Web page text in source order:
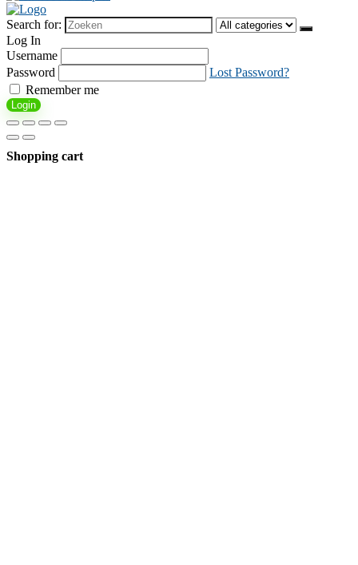
Search for:
Log In
Username
Password
Lost Password?
Remember me
Login
Shopping cart